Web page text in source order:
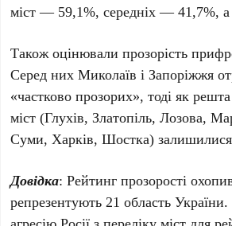
міст — 59,1%, середніх — 41,7%,
Також оцінювали прозорість
Серед них Миколаїв і Запоріжжя
«частково прозорих», тоді як
міст (Глухів, Златопіль, Лозова,
Суми, Харків, Шостка)
Довідка: Рейтинг прозорості
репрезентують 21 область